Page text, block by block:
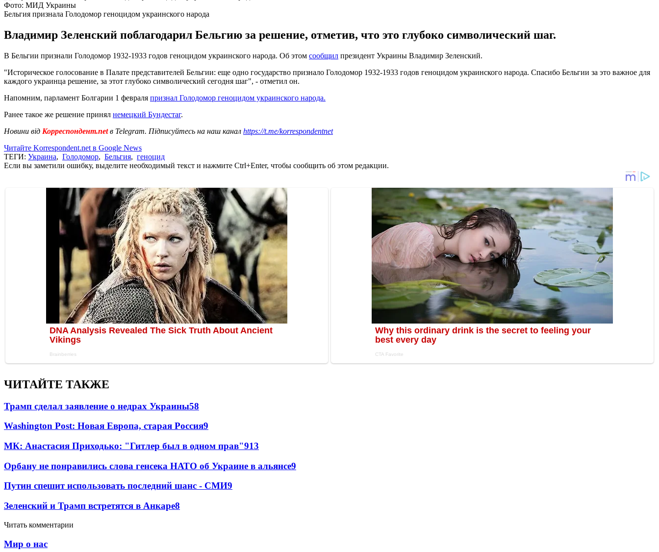
Фото: МИД Украины
Бельгия признала Голодомор геноцидом украинского народа
Владимир Зеленский поблагодарил Бельгию за решение, отметив, что это глубоко символический шаг.
В Бельгии признали Голодомор 1932-1933 годов геноцидом украинского народа. Об этом сообщил президент Украины Владимир Зеленский.
"Историческое голосование в Палате представителей Бельгии: еще одно государство признало Голодомор 1932-1933 годов геноцидом украинского народа. Спасибо Бельгии за это важное для
каждого украинца решение, за этот глубоко символический сегодня шаг", - отметил он.
Напомним, парламент Болгарии 1 февраля признал Голодомор геноцидом украинского народа.
Ранее такое же решение принял немецкий Бундестаг.
Новини від Корреспондент.netв Telegram. Підписуйтесь на наш канал https://t.me/korrespondentnet
Читайте Korrespondent.net в Google News
ТЕГИ: Украина, Голодомор, Бельгия, геноцид
Если вы заметили ошибку, выделите необходимый текст и нажмите Ctrl+Enter, чтобы сообщить об этом редакции.
ЧИТАЙТЕ ТАКЖЕ
Трамп сделал заявление о недрах Украины58
Washington Post: Новая Европа, старая Россия9
МК: Анастасия Приходько: "Гитлер был в одном прав"913
Орбану не понравились слова генсека НАТО об Украине в альянсе9
Путин спешит использовать последний шанс - СМИ9
Зеленский и Трамп встретятся в Анкаре8
Читать комментарии
Мир о нас